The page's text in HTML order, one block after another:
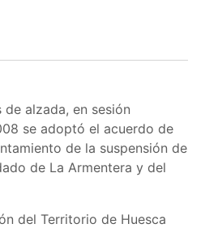
alzada, en sesión
se adoptó el acuerdo de
de la suspensión de
de La Armentera y del
del Territorio de Huesca